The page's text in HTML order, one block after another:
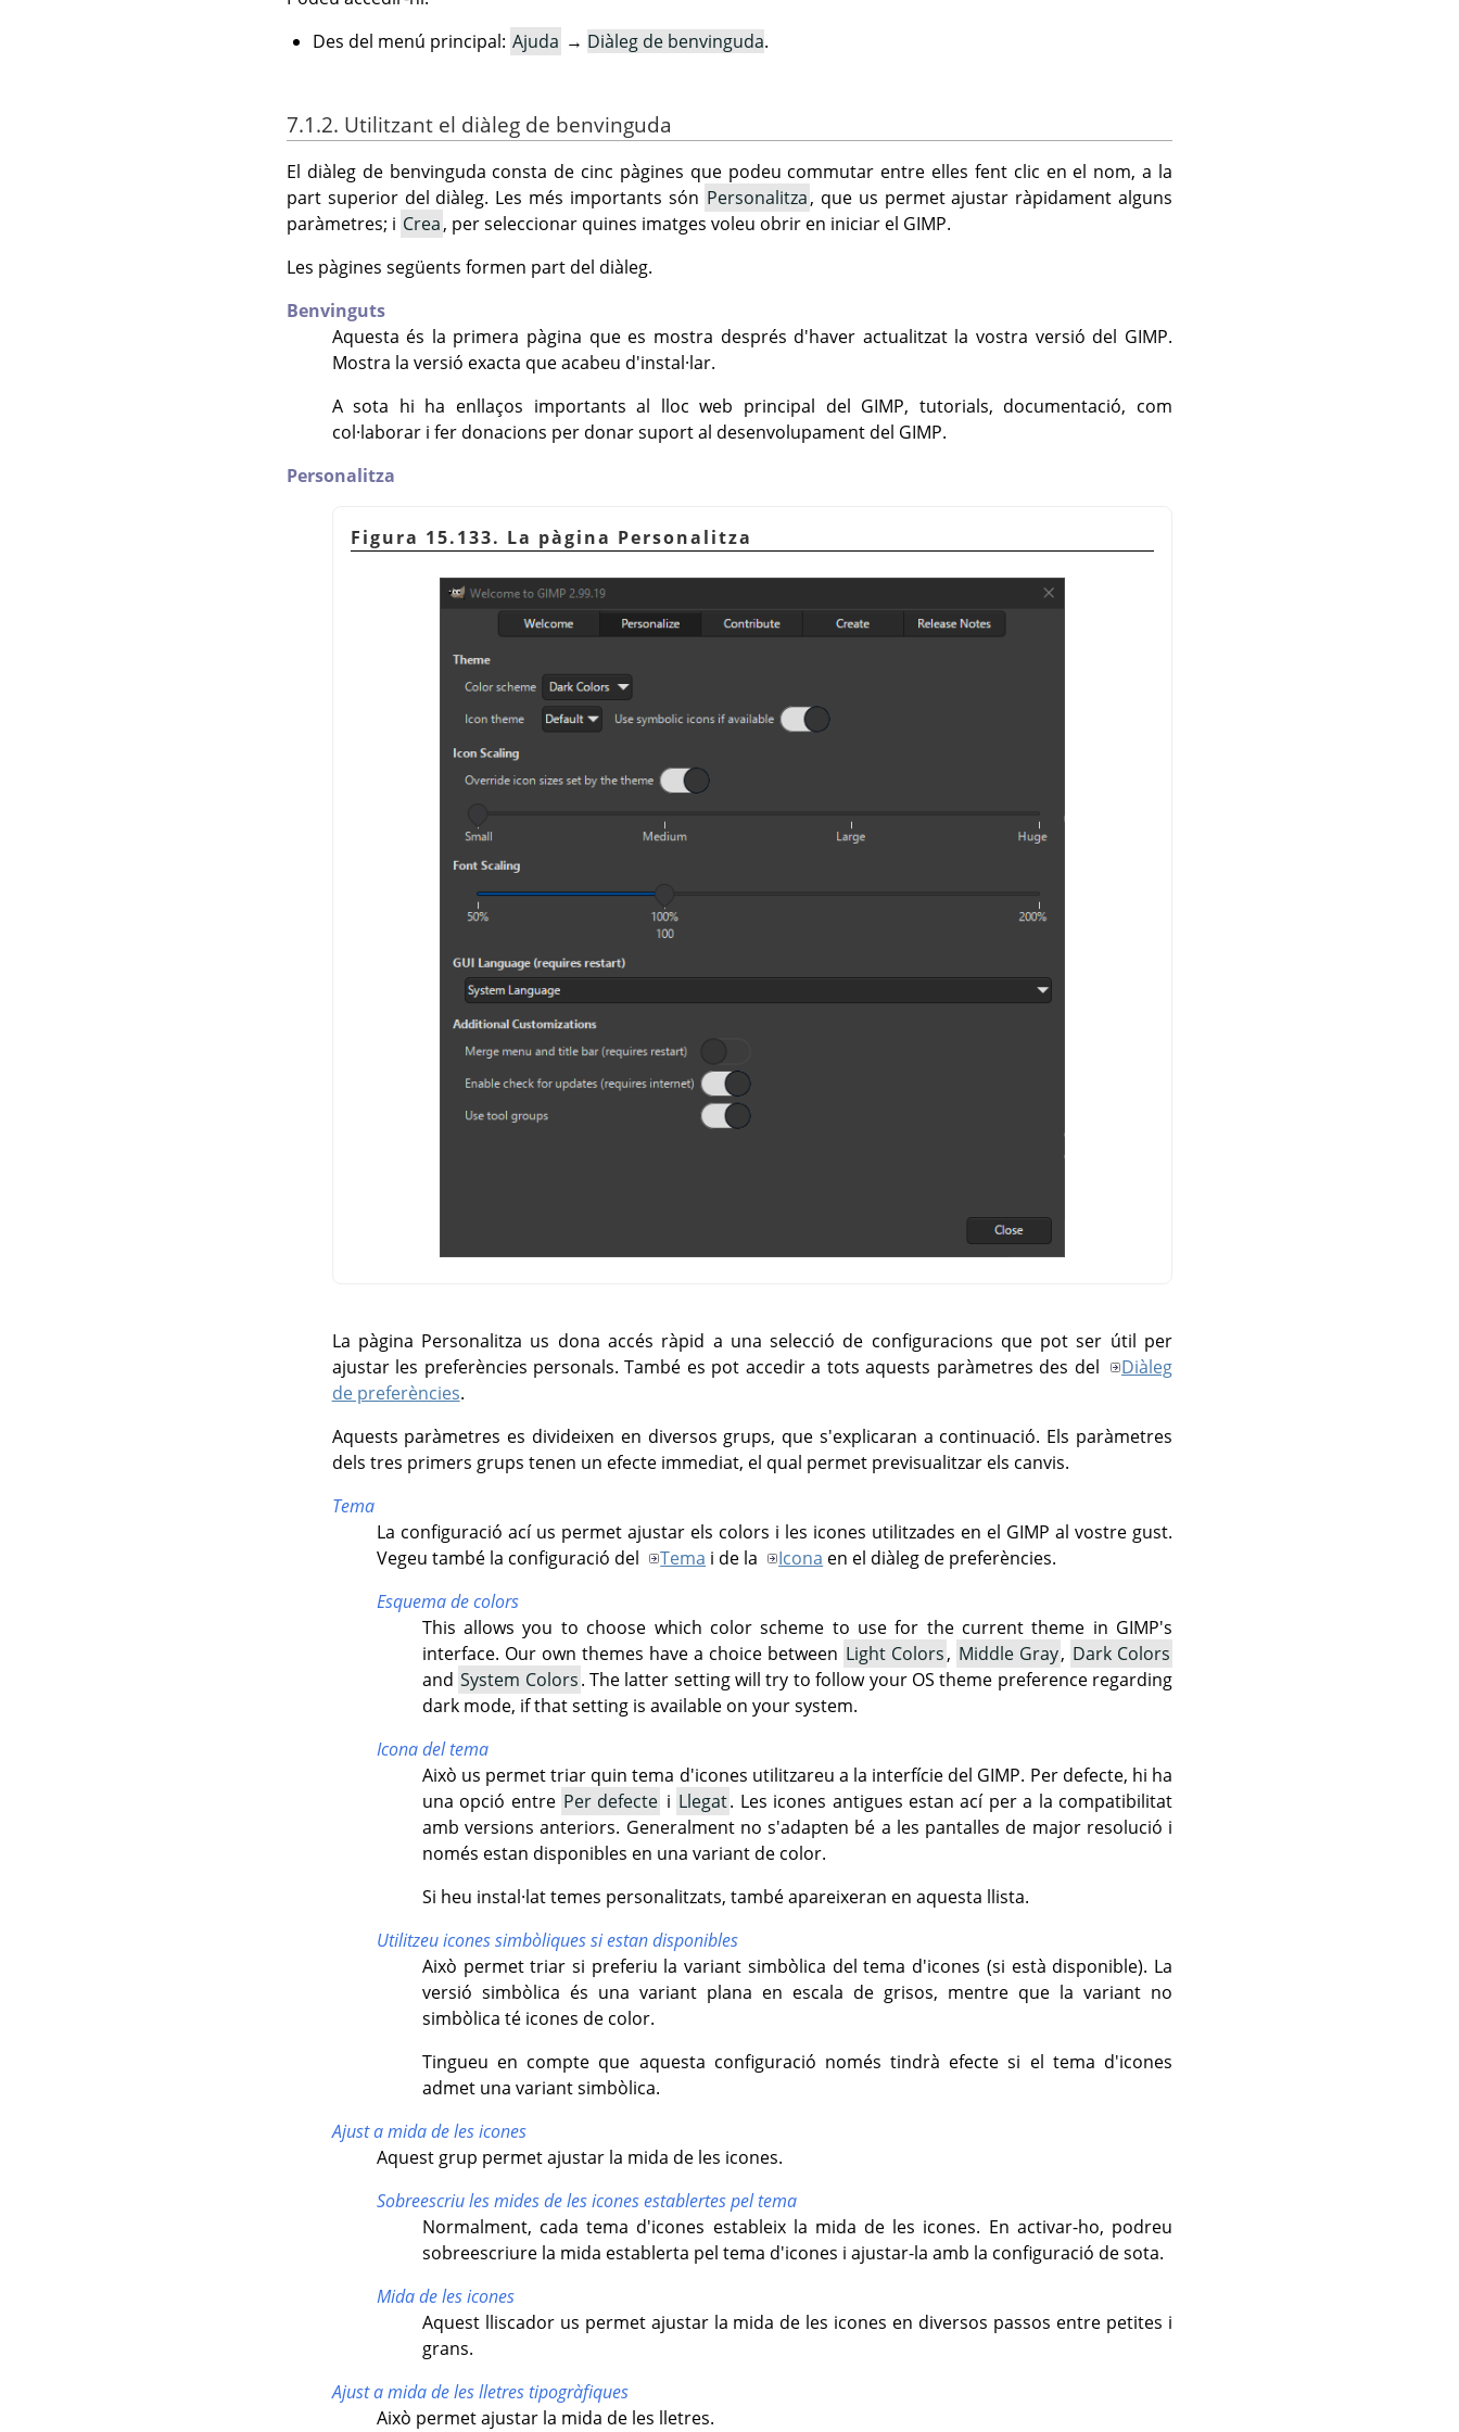
Des del menú principal: Ajuda → Diàleg de benvinguda.
7.1.2. Utilitzant el diàleg de benvinguda
El diàleg de benvinguda consta de cinc pàgines que podeu commutar entre elles fent clic en el nom, a la
part superior del diàleg. Les més importants són Personalitza, que us permet ajustar ràpidament alguns
paràmetres; i Crea, per seleccionar quines imatges voleu obrir en iniciar el GIMP.
Les pàgines següents formen part del diàleg.
Benvinguts
Aquesta és la primera pàgina que es mostra després d'haver actualitzat la vostra versió del GIMP.
Mostra la versió exacta que acabeu d'instal·lar.
A sota hi ha enllaços importants al lloc web principal del GIMP, tutorials, documentació, com
col·laborar i fer donacions per donar suport al desenvolupament del GIMP.
Personalitza
Figura 15.133. La pàgina Personalitza
La pàgina Personalitza us dona accés ràpid a una selecció de configuracions que pot ser útil per
ajustar les preferències personals. També es pot accedir a tots aquests paràmetres des del
Diàleg
de preferències.
Aquests paràmetres es divideixen en diversos grups, que s'explicaran a continuació. Els paràmetres
dels tres primers grups tenen un efecte immediat, el qual permet previsualitzar els canvis.
Tema
La configuració ací us permet ajustar els colors i les icones utilitzades en el GIMP al vostre gust.
Vegeu també la configuració del
Tema i de la Icona en el diàleg de preferències.
Esquema de colors
This allows you to choose which color scheme to use for the current theme in GIMP's
interface. Our own themes have a choice between Light Colors, Middle Gray, Dark Colors
and System Colors. The latter setting will try to follow your OS theme preference regarding
dark mode, if that setting is available on your system.
Icona del tema
Això us permet triar quin tema d'icones utilitzareu a la interfície del GIMP. Per defecte, hi ha
una opció entre Per defecte i Llegat. Les icones antigues estan ací per a la compatibilitat
amb versions anteriors. Generalment no s'adapten bé a les pantalles de major resolució i
només estan disponibles en una variant de color.
Si heu instal·lat temes personalitzats, també apareixeran en aquesta llista.
Utilitzeu icones simbòliques si estan disponibles
Això permet triar si preferiu la variant simbòlica del tema d'icones (si està disponible). La
versió simbòlica és una variant plana en escala de grisos, mentre que la variant no
simbòlica té icones de color.
Tingueu en compte que aquesta configuració només tindrà efecte si el tema d'icones
admet una variant simbòlica.
Ajust a mida de les icones
Aquest grup permet ajustar la mida de les icones.
Sobreescriu les mides de les icones establertes pel tema
Normalment, cada tema d'icones estableix la mida de les icones. En activar-ho, podreu
sobreescriure la mida establerta pel tema d'icones i ajustar-la amb la configuració de sota.
Mida de les icones
Aquest lliscador us permet ajustar la mida de les icones en diversos passos entre petites i
grans.
Ajust a mida de les lletres tipogràfiques
Això permet ajustar la mida de les lletres.